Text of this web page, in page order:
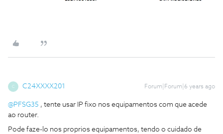
C C24XXXX201 Forum|Forum|6 years ago
@PFSG35 , tente usar IP fixo nos equipamentos com que acede
ao router.
Pode faze-lo nos proprios equipamentos, tendo o cuidado de